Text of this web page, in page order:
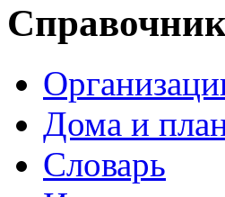
Дома и
Словарь